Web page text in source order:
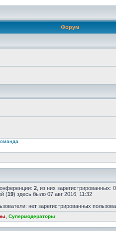
Форум
2 , из них
(19) здесь было 07 авг 2016, 11:32
нет зарегистрированных
Супермодераторы